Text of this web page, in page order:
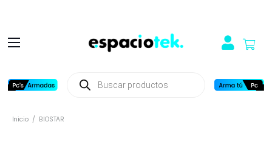
productos
Inicio / BIOSTAR